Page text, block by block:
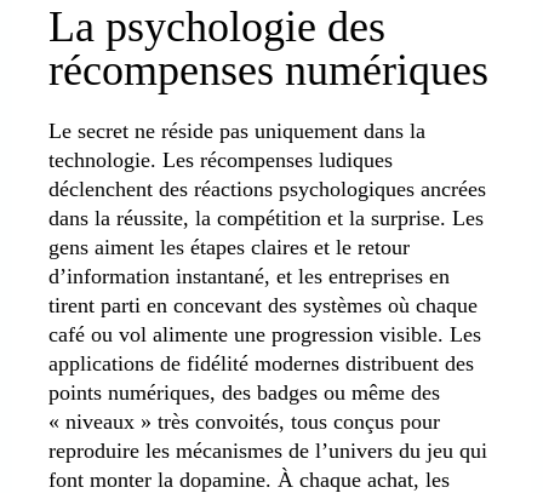
La psychologie des
récompenses numériques
Le secret ne réside pas uniquement dans la
technologie. Les récompenses ludiques
déclenchent des réactions psychologiques ancrées
dans la réussite, la compétition et la surprise. Les
gens aiment les étapes claires et le retour
d’information instantané, et les entreprises en
tirent parti en concevant des systèmes où chaque
café ou vol alimente une progression visible. Les
applications de fidélité modernes distribuent des
points numériques, des badges ou même des
« niveaux » très convoités, tous conçus pour
reproduire les mécanismes de l’univers du jeu qui
font monter la dopamine. À chaque achat, les